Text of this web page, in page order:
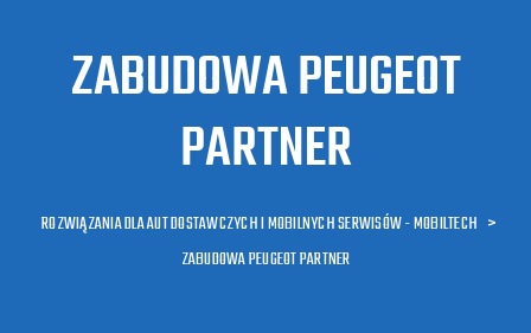
ZABUDOWA PEUGEOT
PARTNER
ROZWIĄZANIA DLA AUT DOSTAWCZYCH I MOBILNYCH SERWISÓW - MOBILTECH >
ZABUDOWA PEUGEOT PARTNER